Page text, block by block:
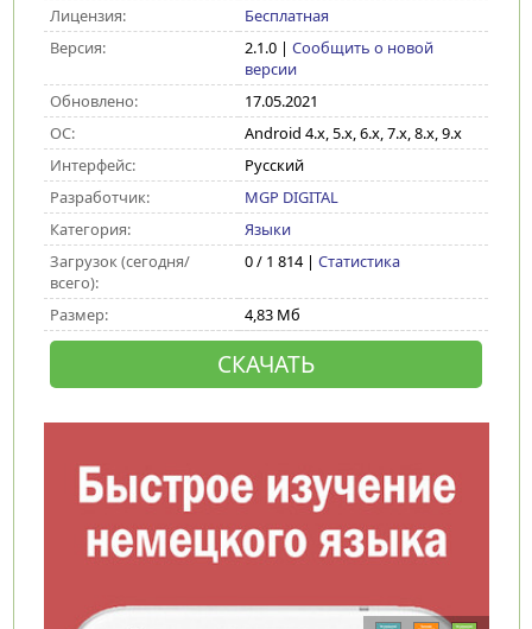
Лицензия:
Бесплатная
Версия:
2.1.0| Сообщить о новой
версии
Обновлено:
17.05.2021
ОС:
Android 4.x, 5.x, 6.x, 7.x, 8.x, 9.x
Интерфейс:
Русский
Разработчик:
MGP DIGITAL
Категория:
Языки
Загрузок (сегодня/
всего):
0 / 1 814 | Статистика
Размер: 4,83 Мб
СКАЧАТЬ